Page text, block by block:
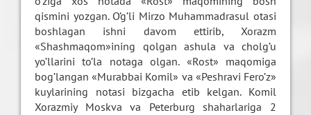
qismini yozgan. O’g’li Mirzo Muhammadrasul otasi
boshlagan ishni davom ettirib, Xorazm
«Shashmaqom»ining qolgan ashula va cholg’u
yo’llarini to’la notaga olgan. «Rost» maqomiga
bog’langan «Murabbai Komil» va «Peshravi Fero’z»
kuylarining notasi bizgacha etib kelgan. Komil
Xorazmiy Moskva va Peterburg shaharlariga 2